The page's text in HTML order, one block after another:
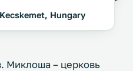
Hungary
Миклоша – церковь